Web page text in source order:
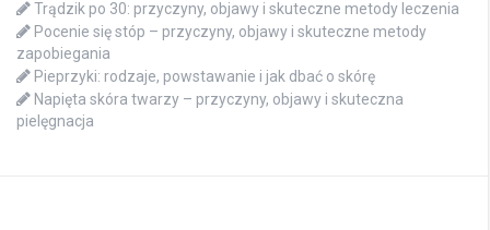
Trądzik po 30: przyczyny, objawy i skuteczne metody leczenia
Pocenie się stóp – przyczyny, objawy i skuteczne metody
zapobiegania
Pieprzyki: rodzaje, powstawanie i jak dbać o skórę
Napięta skóra twarzy – przyczyny, objawy i skuteczna
pielęgnacja